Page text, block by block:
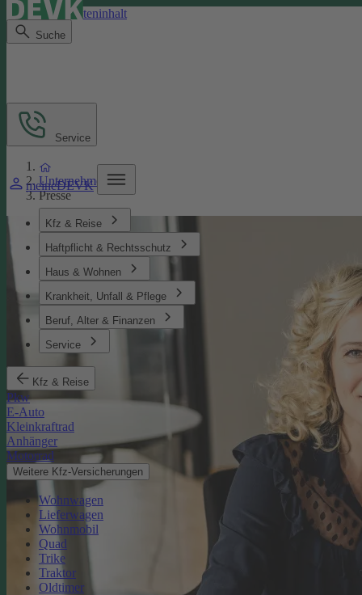
Direkt zum Seiteninhalt
Suche
meineDEVK
Kfz & Reise
Haftpflicht & Rechtsschutz
Haus & Wohnen
Krankheit, Unfall & Pflege
Beruf, Alter & Finanzen
Service
Kfz & Reise
Pkw
E-Auto
Kleinkraftrad
Anhänger
Motorrad
Weitere Kfz-Versicherungen
Wohnwagen
Lieferwagen
Wohnmobil
Quad
Trike
Traktor
Oldtimer
Service
Unternehmen
Presse